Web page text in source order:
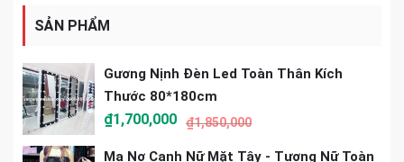
SẢN PHẨM
Gương Nịnh Đèn Led Toàn Thân Kích
Thước 80*180cm
₫1,850,000
₫1,700,000
Ma Nơ Canh Nữ Mặt Tây - Tượng Nữ Toàn